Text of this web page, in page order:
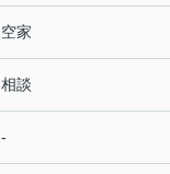
空家
相談
-